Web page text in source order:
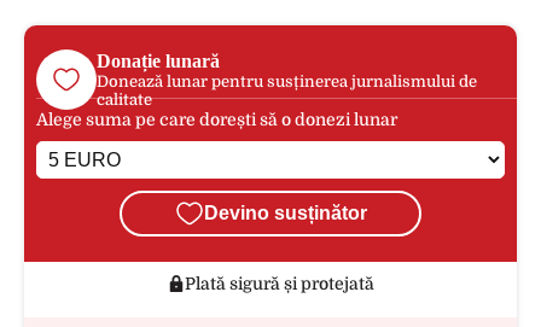
Donație lunară
Donează lunar pentru susținerea jurnalismului de
calitate
Alege suma pe care dorești să o donezi lunar
Devino susținător
Plată sigură și protejată